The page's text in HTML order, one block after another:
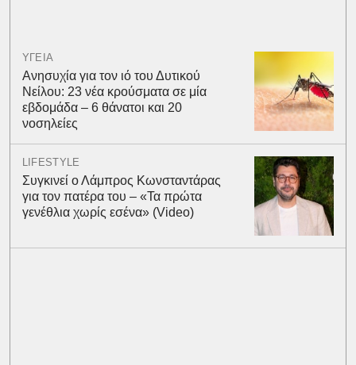
ΥΓΕΙΑ
Ανησυχία για τον ιό του Δυτικού
Νείλου: 23 νέα κρούσματα σε μία
εβδομάδα – 6 θάνατοι και 20
νοσηλείες
LIFESTYLE
Συγκινεί ο Λάμπρος Κωνσταντάρας
για τον πατέρα του – «Τα πρώτα
γενέθλια χωρίς εσένα» (Video)